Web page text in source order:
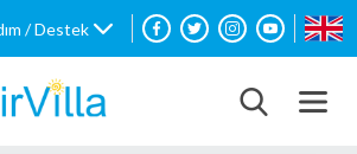
/ Destek